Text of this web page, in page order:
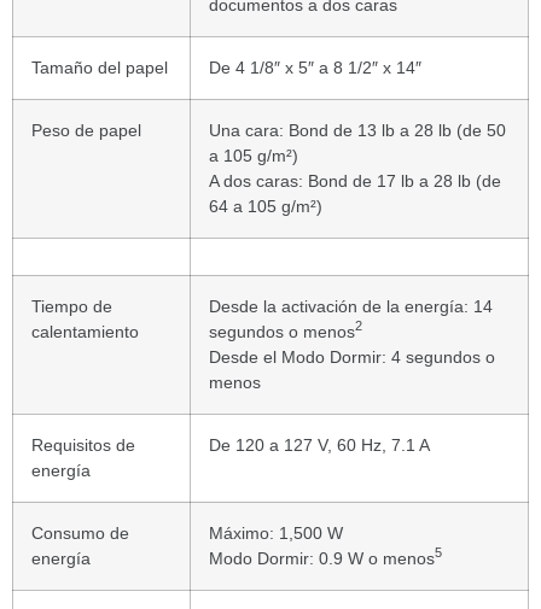
documentos a dos caras
Tamaño del papel De 4 1/8″ x 5″ a 8 1/2″ x 14″
Peso de papel
Una cara: Bond de 13 lb a 28 lb (de 50
a 105 g/m²)
A dos caras: Bond de 17 lb a 28 lb (de
64 a 105 g/m²)
Tiempo de
calentamiento
Desde la activación de la energía: 14
segundos o menos2
Desde el Modo Dormir: 4 segundos o
menos
Requisitos de
energía
De 120 a 127 V, 60 Hz, 7.1 A
Consumo de
energía
Máximo: 1,500 W
Modo Dormir: 0.9 W o menos5